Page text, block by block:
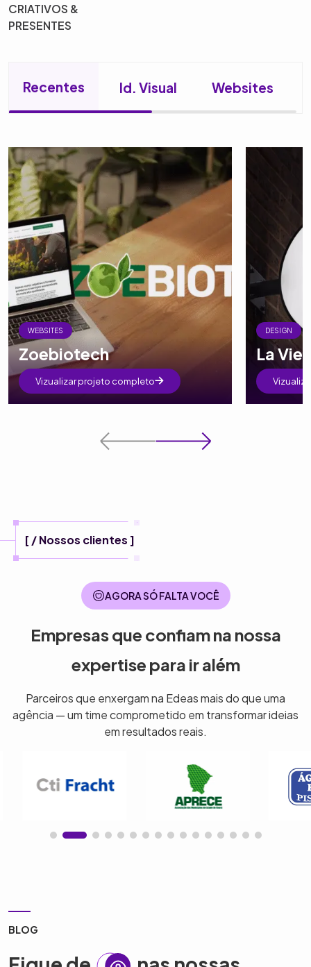
CRIATIVOS &
PRESENTES
Recentes Id. Visual Websites
WEBSITES
Zoebiotech
Vizualizar projeto completo
DESIGN
La Vie
[ / Nossos clientes ]
AGORA SÓ FALTA VOCÊ
Empresas que confiam na nossa
expertise para ir além
Parceiros que enxergam na Edeas mais do que uma
agência — um time comprometido em transformar ideias
em resultados reais.
BLOG